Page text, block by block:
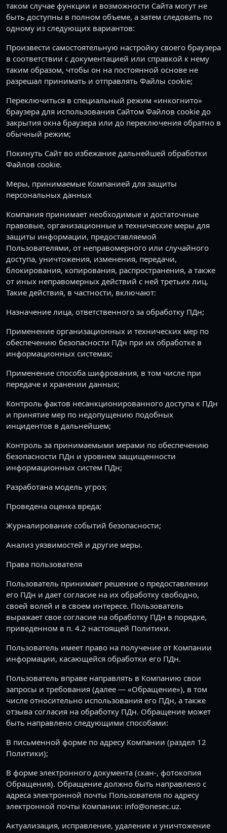
таком случае функции и возможности Сайта могут не
быть доступны в полном объеме, а затем следовать по
одному из следующих вариантов:
Произвести самостоятельную настройку своего браузера
в соответствии с документацией или справкой к нему
таким образом, чтобы он на постоянной основе не
разрешал принимать и отправлять Файлы cookie;
Переключиться в специальный режим «инкогнито»
браузера для использования Сайтом Файлов cookie до
закрытия окна браузера или до переключения обратно в
обычный режим;
Покинуть Сайт во избежание дальнейшей обработки
Файлов cookie.
Меры, принимаемые Компанией для защиты
персональных данных
Компания принимает необходимые и достаточные
правовые, организационные и технические меры для
защиты информации, предоставляемой
Пользователями, от неправомерного или случайного
доступа, уничтожения, изменения, передачи,
блокирования, копирования, распространения, а также
от иных неправомерных действий с ней третьих лиц.
Такие действия, в частности, включают:
Назначение лица, ответственного за обработку ПДн;
Применение организационных и технических мер по
обеспечению безопасности ПДн при их обработке в
информационных системах;
Применение способа шифрования, в том числе при
передаче и хранении данных;
Контроль фактов несанкционированного доступа к ПДн
и принятие мер по недопущению подобных
инцидентов в дальнейшем;
Контроль за принимаемыми мерами по обеспечению
безопасности ПДн и уровнем защищенности
информационных систем ПДн;
Разработана модель угроз;
Проведена оценка вреда;
Журналирование событий безопасности;
Анализ уязвимостей и другие меры.
Права пользователя
Пользователь принимает решение о предоставлении
его ПДн и дает согласие на их обработку свободно,
своей волей и в своем интересе. Пользователь
выражает свое согласие на обработку ПДн в порядке,
приведенном в п. 4.2 настоящей Политики.
Пользователь имеет право на получение от Компании
информации, касающейся обработки его ПДн.
Пользователь вправе направлять в Компанию свои
запросы и требования (далее — «Обращение»), в том
числе относительно использования его ПДн, а также
отзыва согласия на обработку ПДн. Обращение может
быть направлено следующими способами:
В письменной форме по адресу Компании (раздел 12
Политики);
В форме электронного документа (скан-, фотокопия
Обращения). Обращение должно быть направлено с
адреса электронной почты Пользователя по адресу
электронной почты Компании: info@onesec.uz.
Актуализация, исправление, удаление и уничтожение